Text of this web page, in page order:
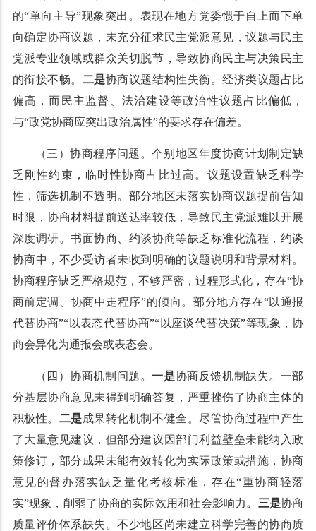
的“单向主导”现象突出。表现在地方党委惯于自上而下单
向确定协商议题，未充分征求民主党派意见，议题与民主
党派专业领域或群众关切脱节，导致协商民主与决策民主
的衔接不畅。 二是协商议题结构性失衡。经济类议题占比
偏高，而民主监督、法治建设等政治性议题占比偏低，
与“政党协商应突出政治属性”的要求存在偏差。
（三）协商程序问题。个别地区年度协商计划制定缺
乏刚性约束，临时性协商占比过高。议题设置缺乏科学
性，筛选机制不透明。部分地区未落实协商议题提前告知
时限，协商材料提前送达率较低，导致民主党派难以开展
深度调研。书面协商、约谈协商等缺乏标准化流程，约谈
协商中，不少受访者未收到明确的议题说明和背景材料。
协商程序缺乏严格规范，不够严密，过程形式化，存在“协
商前定调、协商中走程序”的倾向。部分地方存在“以通报
代替协商”“以表态代替协商”“以座谈代替决策”等现象，协
商会异化为通报会或表态会。
（四）协商机制问题。一是协商反馈机制缺失。一部
分基层协商意见未得到明确答复，严重挫伤了协商主体的
积极性。 二是成果转化机制不健全。尽管协商过程中产生
了大量意见建议，但部分建议因部门利益壁垒未能纳入政
策修订，部分成果未能有效转化为实际政策或措施，协商
意见的督办落实缺乏量化考核标准，存在“重协商轻落
实”现象，削弱了协商的实际效用和社会影响力。 三是协商
质量评价体系缺失。不少地区尚未建立科学完善的协商质